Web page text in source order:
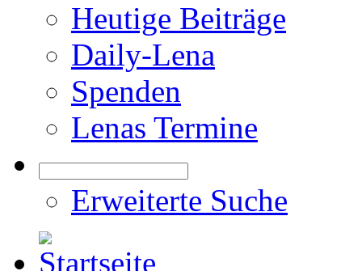
Heutige Beiträge
Daily-Lena
Spenden
Lenas Termine
Erweiterte Suche